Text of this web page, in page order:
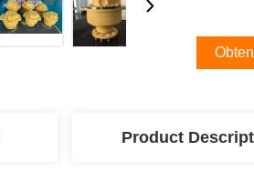
Product